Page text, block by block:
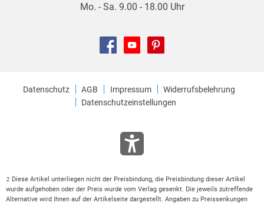
Mo. - Sa. 9.00 - 18.00 Uhr
Datenschutz AGB Impressum
Widerrufsbelehrung
Datenschutzeinstellungen
2 Diese Artikel unterliegen nicht der Preisbindung, die Preisbindung dieser Artikel
wurde aufgehoben oder der Preis wurde vom Verlag gesenkt. Die jeweils zutreffende
Alternative wird Ihnen auf der Artikelseite dargestellt. Angaben zu Preissenkungen